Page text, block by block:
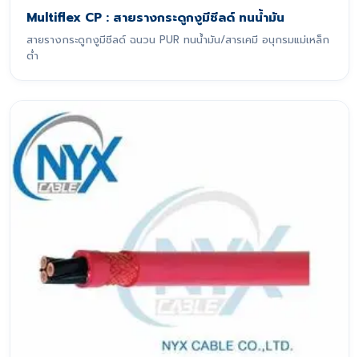
Multiflex CP : สายรางกระดูกงูมีชีลด์ ทนน้ำมัน
สายรางกระดูกงูมีชีลด์ ฉนวน PUR ทนน้ำมัน/สารเคมี อนุกรมแม่เหล็ก
ต่ำ